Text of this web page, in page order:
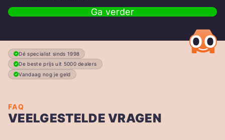
Ga verder
Dé specialist sinds 1998
De beste prijs uit 5000 dealers
Vandaag nog je geld
FAQ
VEELGESTELDE VRAGEN